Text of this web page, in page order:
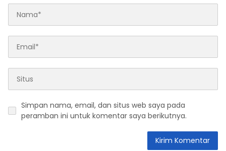
Simpan nama, email, dan situs web saya pada
peramban ini untuk komentar saya berikutnya.